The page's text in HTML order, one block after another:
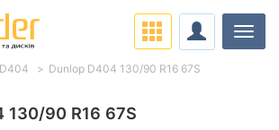
130/90 R16 67S
D404 Dunlop D404 130/90 R16 67S